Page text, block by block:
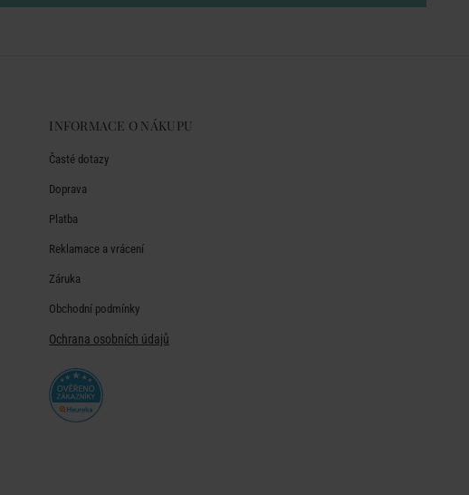
INFORMACE O NÁKUPU
Časté dotazy
Doprava
Platba
Reklamace a vrácení
Záruka
Obchodní podmínky
Ochrana osobních údajů